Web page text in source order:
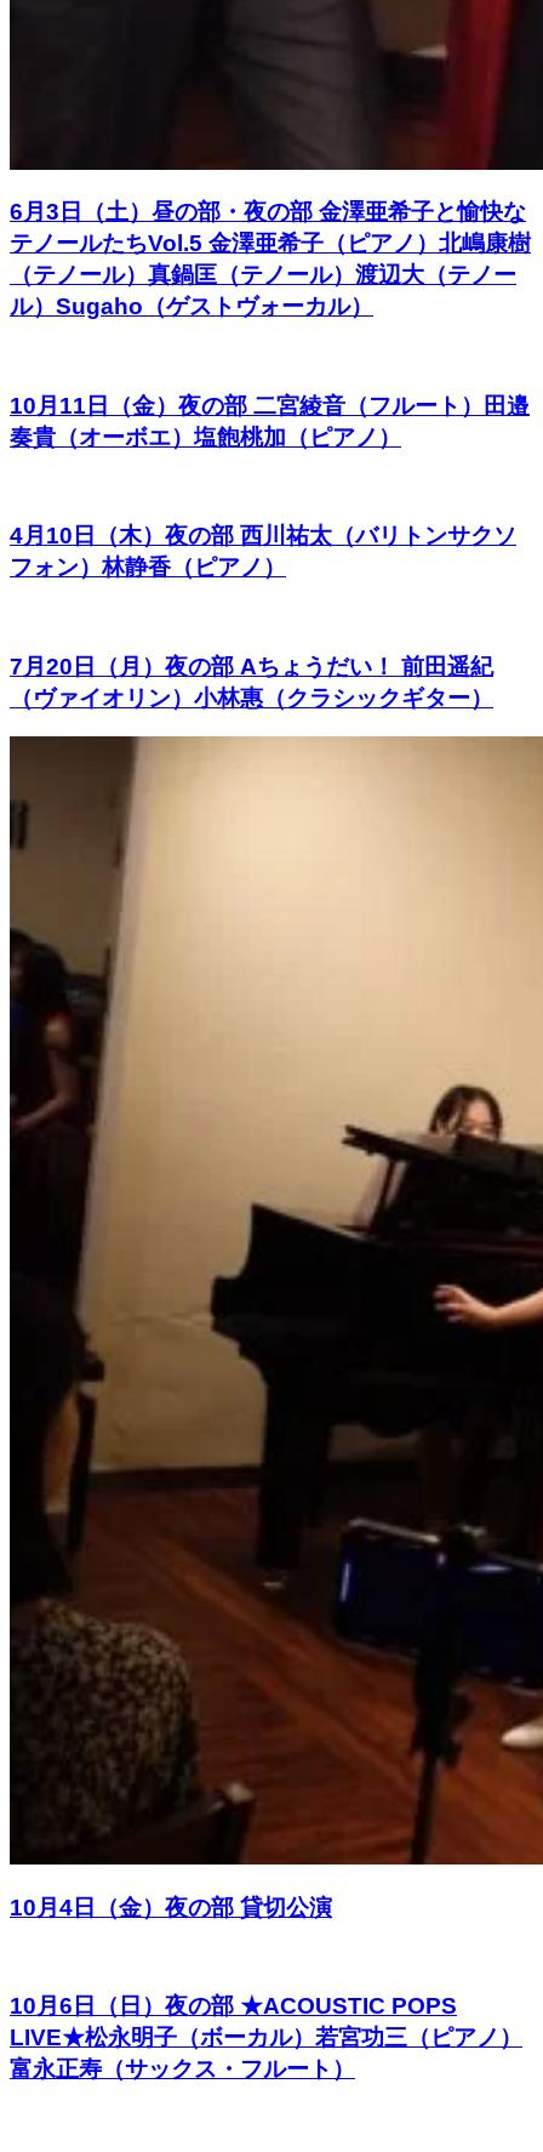
6月3日（土）昼の部・夜の部 金澤亜希子と愉快な
テノールたちVol.5 金澤亜希子（ピアノ）北嶋康樹
（テノール）真鍋匡（テノール）渡辺大（テノー
ル）Sugaho（ゲストヴォーカル）
10月11日（金）夜の部 二宮綾音（フルート）田邉
奏貴（オーボエ）塩飽桃加（ピアノ）
4月10日（木）夜の部 西川祐太（バリトンサクソ
フォン）林静香（ピアノ）
7月20日（月）夜の部 Aちょうだい！ 前田遥紀
（ヴァイオリン）小林惠（クラシックギター）
10月4日（金）夜の部 貸切公演
10月6日（日）夜の部 ★ACOUSTIC POPS
LIVE★松永明子（ボーカル）若宮功三（ピアノ）
富永正寿（サックス・フルート）